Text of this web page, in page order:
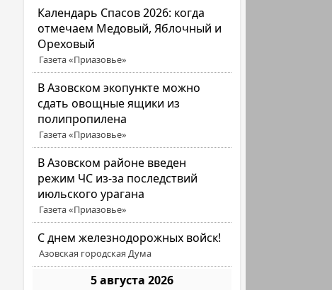
Календарь Спасов 2026: когда
отмечаем Медовый, Яблочный и
Ореховый
Газета «Приазовье»
В Азовском экопункте можно
сдать овощные ящики из
полипропилена
Газета «Приазовье»
В Азовском районе введен
режим ЧС из-за последствий
июльского урагана
Газета «Приазовье»
С днем железнодорожных войск!
Азовская городская Дума
5 августа 2026